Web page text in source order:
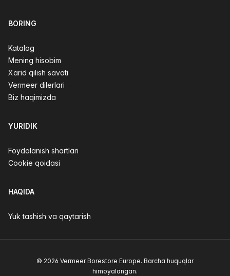
BORING
Katalog
Mening hisobim
Xarid qilish savati
Vermeer dilerlari
Biz haqimizda
YURIDIK
Foydalanish shartlari
Cookie qoidasi
HAQIDA
Yuk tashish va qaytarish
© 2026 Vermeer Borestore Europe. Barcha huquqlar
himoyalangan.